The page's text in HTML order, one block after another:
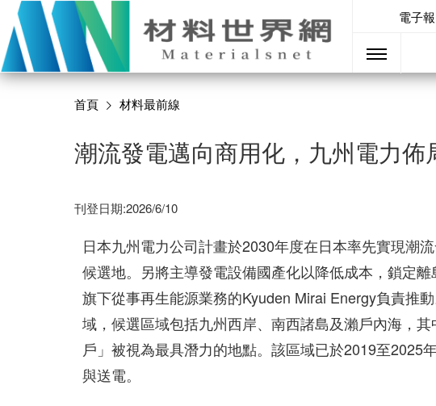
電子報
首頁 材料最前線
潮流發電邁向商用化，九州電力佈
刊登日期:2026/6/10
日本九州電力公司計畫於2030年度在日本率先實現潮
候選地。另將主導發電設備國產化以降低成本，鎖定
旗下從事再生能源業務的Kyuden Mirai Energy負責推
域，候選區域包括九州西岸、南西諸島及瀨戶內海，
戶」被視為最具潛力的地點。該區域已於2019至2025
與送電。